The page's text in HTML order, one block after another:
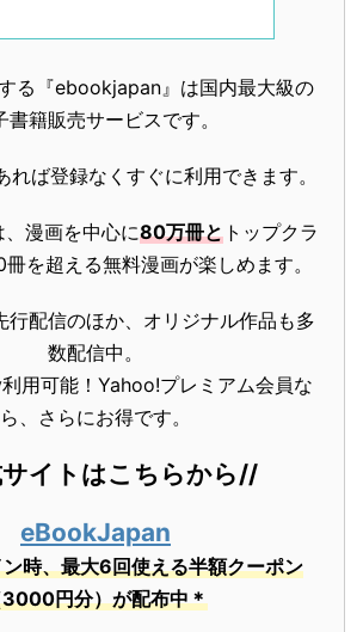
る『ebookjapan』は国内最大級の
書籍販売サービスです。
れば登録なくすぐに利用できます。
漫画を中心に80万冊と トップクラ
を超える無料漫画が楽しめます。
行配信のほか、オリジナル作品も多
数配信中。
用可能！Yahoo!プレミアム会員な
ら、さらにお得です。
イトはこちらから//
eBookJapan
時、最大6回使える半額クーポン
円分）が配布中＊